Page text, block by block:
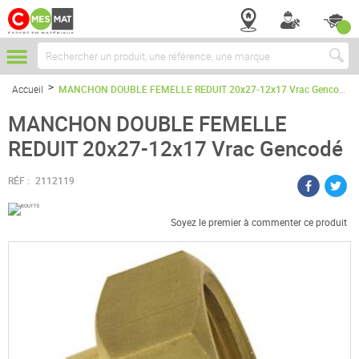
Chercher
Accueil MANCHON DOUBLE FEMELLE REDUIT 20x27-12x17 Vrac Gencodé
MANCHON DOUBLE FEMELLE
REDUIT 20x27-12x17 Vrac Gencodé
RÉF : 2112119
Soyez le premier à commenter ce produit
Passer